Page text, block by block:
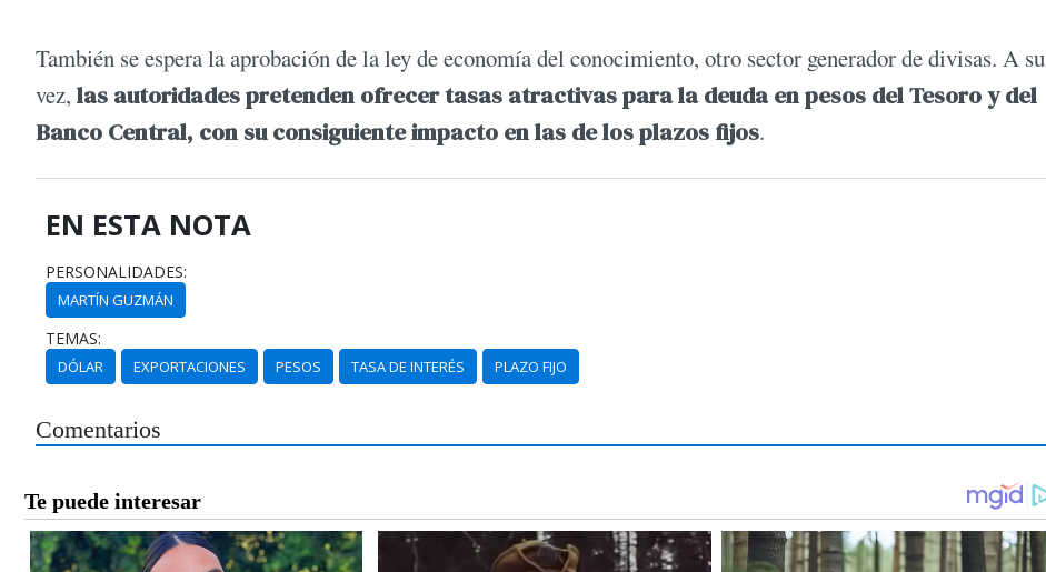
También se espera la aprobación de la ley de economía del conocimiento, otro sector generador de divisas. A su
vez, las autoridades pretenden ofrecer tasas atractivas para la deuda en pesos del Tesoro y del
Banco Central, con su consiguiente impacto en las de los plazos fijos.
EN ESTA NOTA
PERSONALIDADES:
MARTÍN GUZMÁN
TEMAS:
DÓLAR EXPORTACIONES PESOS TASA DE INTERÉS PLAZO FIJO
Comentarios